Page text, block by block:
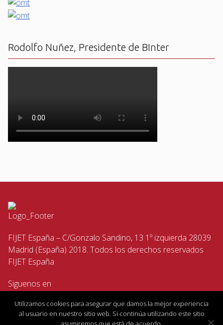
Rodolfo Nuñez, Presidente de BInter
FIJET España – C/Gonzalo Sandino, 13 1º izquierda 28039
Madrid (España) 2018. Todos los derechos reservados
FIJET España
Siguenos en
Utilizamos cookies para asegurar que damos la mejor experiencia
al usuario en nuestro sitio web. Si continúa utilizando este sitio